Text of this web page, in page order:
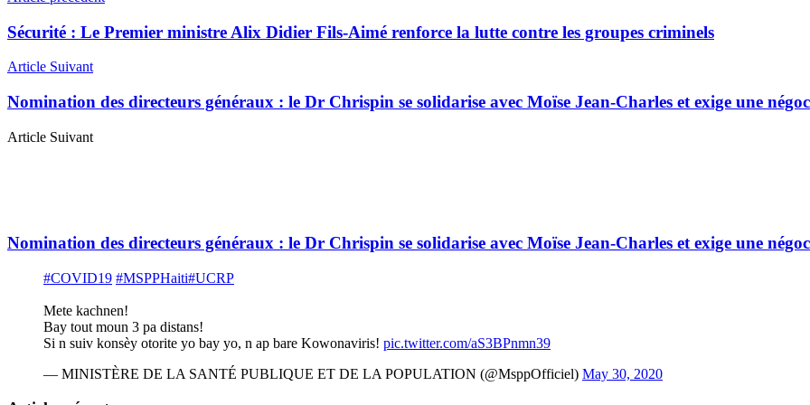
Sécurité : Le Premier ministre Alix Didier Fils-Aimé renforce la lutte contre les groupes criminels
Article Suivant
Nomination des directeurs généraux : le Dr Chrispin se solidarise avec Moïse Jean-Charles et exige une
Article Suivant
Nomination des directeurs généraux : le Dr Chrispin se solidarise avec Moïse Jean-Charles et exige une
#COVID19 #MSPPHaiti#UCRP
Mete kachnen!
Bay tout moun 3 pa distans!
Si n suiv konsèy otorite yo bay yo, n ap bare Kowonaviris! pic.twitter.com/aS3BPnmn39
— MINISTÈRE DE LA SANTÉ PUBLIQUE ET DE LA POPULATION (@MsppOfficiel) May 30, 2020